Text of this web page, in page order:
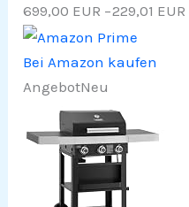
699,00 EUR −229,01 EUR
Bei Amazon kaufen
AngebotNeu